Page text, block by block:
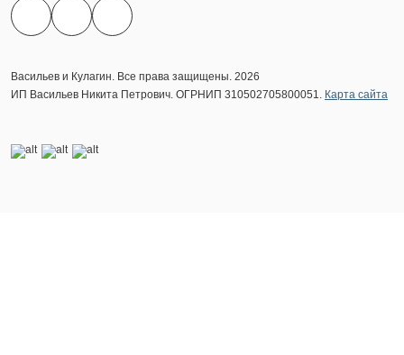
Васильев и Кулагин. Все права защищены. 2026
ИП Васильев Никита Петрович. ОГРНИП 310502705800051. Карта сайта